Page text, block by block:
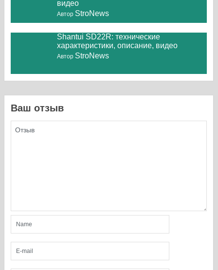
видео
Автор StroNews
Shantui SD22R: технические
характеристики, описание, видео
Автор StroNews
Ваш отзыв